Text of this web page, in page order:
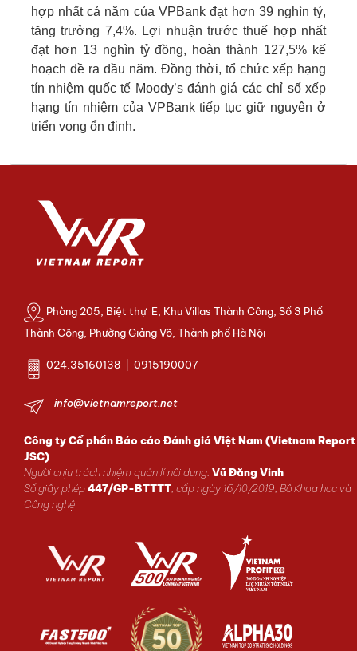
hợp nhất cả năm của VPBank đạt hơn 39 nghìn tỷ,
tăng trưởng 7,4%. Lợi nhuận trước thuế hợp nhất
đạt hơn 13 nghìn tỷ đồng, hoàn thành 127,5% kế
hoạch đề ra đầu năm. Đồng thời, tổ chức xếp hạng
tín nhiệm quốc tế Moody’s đánh giá các chỉ số xếp
hạng tín nhiệm của VPBank tiếp tục giữ nguyên ở
triển vọng ổn định.
Phòng 205, Biệt thự E, Khu Villas Thành Công, Số 3 Phố
Thành Công, Phường Giảng Võ, Thành phố Hà Nội
024.35160138 | 0915190007
info@vietnamreport.net
Công ty Cổ phần Báo cáo Đánh giá Việt Nam (Vietnam Report
JSC)
Người chịu trách nhiệm quản lí nội dung:Vũ Đăng Vinh
Số giấy phép447/GP-BTTTT, cấp ngày 16/10/2019; Bộ Khoa học và
Công nghệ